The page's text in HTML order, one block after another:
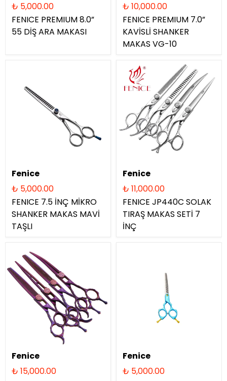
₺ 5,000.00
FENICE PREMIUM 8.0”
55 DİŞ ARA MAKASI
₺ 10,000.00
FENICE PREMIUM 7.0”
KAVİSLİ SHANKER
MAKAS VG-10
Fenice
₺ 5,000.00
FENICE 7.5 İNÇ MİKRO
SHANKER MAKAS MAVİ
TAŞLI
Fenice
₺ 11,000.00
FENICE JP440C SOLAK
TIRAŞ MAKAS SETİ 7
İNÇ
Fenice
₺ 15,000.00
Fenice
₺ 5,000.00